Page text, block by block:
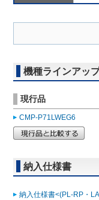
機種ラインアッ
現行品
CMP-P71LWEG6
納入仕様書
納入仕様書<(PL-RP・